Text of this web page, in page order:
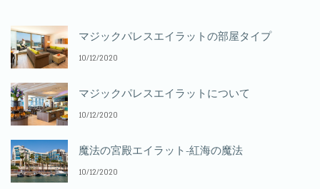
マジックパレスエイラットの部屋タイプ
10/12/2020
マジックパレスエイラットについて
10/12/2020
魔法の宮殿エイラット-紅海の魔法
10/12/2020